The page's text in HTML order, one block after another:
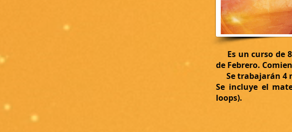
Es un curso de 8
de Febrero.
Se trabajarán 4
Se incluye el
loops).